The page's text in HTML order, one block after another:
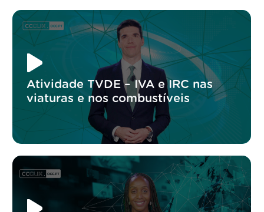
Atividade TVDE – IVA e IRC nas
viaturas e nos combustíveis